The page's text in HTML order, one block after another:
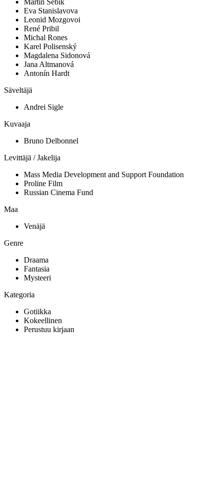
Martin Sebik
Eva Stanislavova
Leonid Mozgovoi
René Pribil
Michal Rones
Karel Polisenský
Magdalena Sidonová
Jana Altmanová
Antonín Hardt
Säveltäjä
Andrei Sigle
Kuvaaja
Bruno Delbonnel
Levittäjä / Jakelija
Mass Media Development and Support Foundation
Proline Film
Russian Cinema Fund
Maa
Venäjä
Genre
Draama
Fantasia
Mysteeri
Kategoria
Gotiikka
Kokeellinen
Perustuu kirjaan